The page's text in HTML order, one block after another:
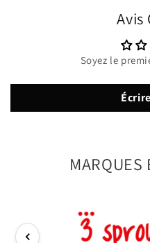
Avis
Soyez le
MARQUES